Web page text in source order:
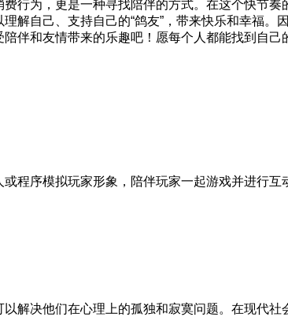
行为，更是一种寻找陪伴的方式。在这个快节奏
解自己、支持自己的“鸽友”，带来快乐和幸福。
伴和友情带来的乐趣吧！愿每个人都能找到自己
程序模拟玩家形象，陪伴玩家一起游戏并进行互
解决他们在心理上的孤独和寂寞问题。在现代社